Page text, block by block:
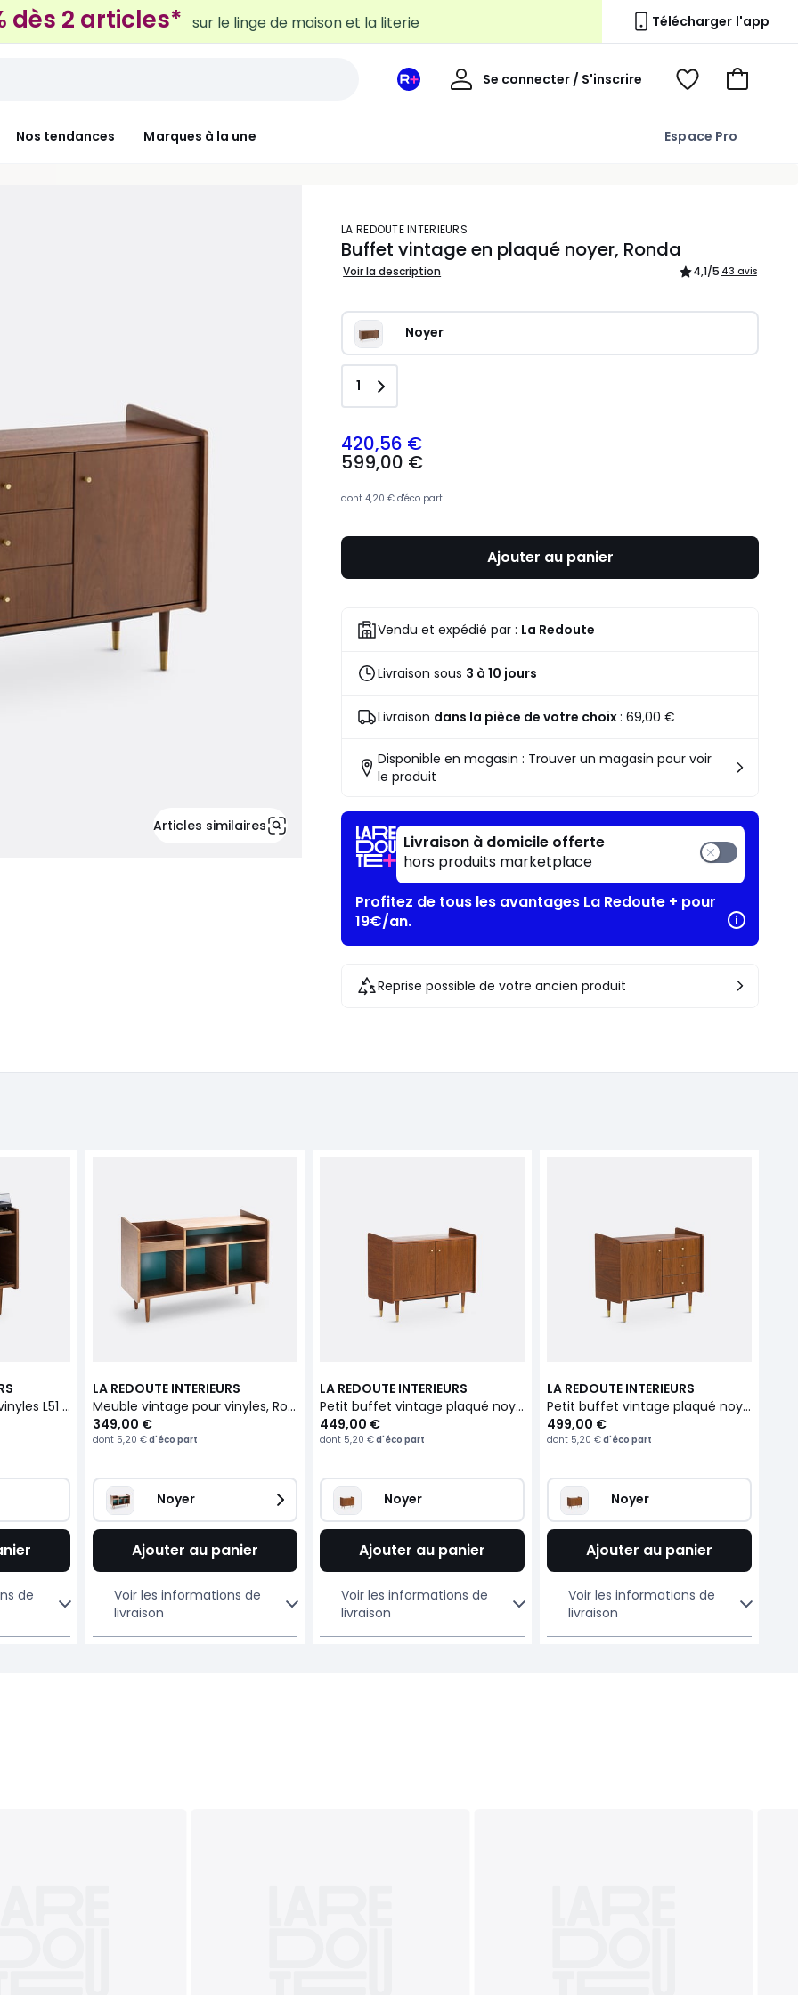
Télécharger l'app
Nos tendances Marques à la une Espace Pro
Mon
Se connecter / S'inscrire
Mon
Voir
Voir
Articles similaires
LA REDOUTE INTERIEURS
Buffet vintage en plaqué noyer, Ronda
Voir la description 4,1/5 43 avis
Noyer
Quantité
1
420,56 €
599,00 €
dont4,20 € d'éco part
Ajouter au panier
Vendu et expédié par : La Redoute
Livraison sous 3 à 10 jours
Livraison dans la pièce de votre choix:69,00 €
Disponible en magasin : Trouver un magasin pour voir
le produit
Livraison à domicile offerte
hors produits marketplace
Profitez de tous les avantages La Redoute + pour
19€/an.
Reprise possible de votre ancien produit
Meuble vintage pour vinyles L51 cm, Ronda
de
LA REDOUTE INTERIEURS
Meuble vintage pour vinyles, Ronda
349,00 €
dont 5,20 €d'éco part
Noyer
Ajouter au panier
Voir les informations de
livraison
LA REDOUTE INTERIEURS
Petit buffet vintage plaqué noyer, Ronda
449,00 €
dont 5,20 €d'éco part
Noyer
Ajouter au panier
Voir les informations de
livraison
LA REDOUTE INTERIEURS
Petit buffet vintage plaqué noyer, Ronda
499,00 €
dont 5,20 €d'éco part
Noyer
Ajouter au panier
Voir les informations de
livraison